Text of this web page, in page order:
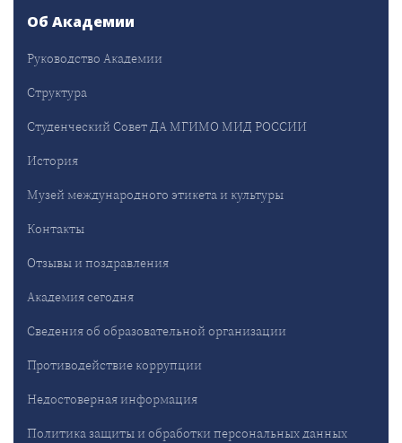
Об Академии
Руководство Академии
Структура
Студенческий Совет ДА МГИМО МИД РОССИИ
История
Музей международного этикета и культуры
Контакты
Отзывы и поздравления
Академия сегодня
Сведения об образовательной организации
Противодействие коррупции
Недостоверная информация
Политика защиты и обработки персональных данных